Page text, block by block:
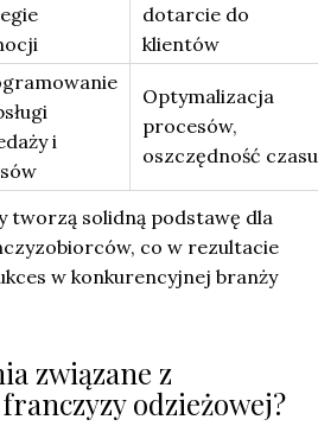
dotarcie do
klientów
i
Optymalizacja
procesów,
oszczędność czasu
tworzą solidną podstawę dla
co w rezultacie
w konkurencyjnej branży
związane z
odzieżowej?